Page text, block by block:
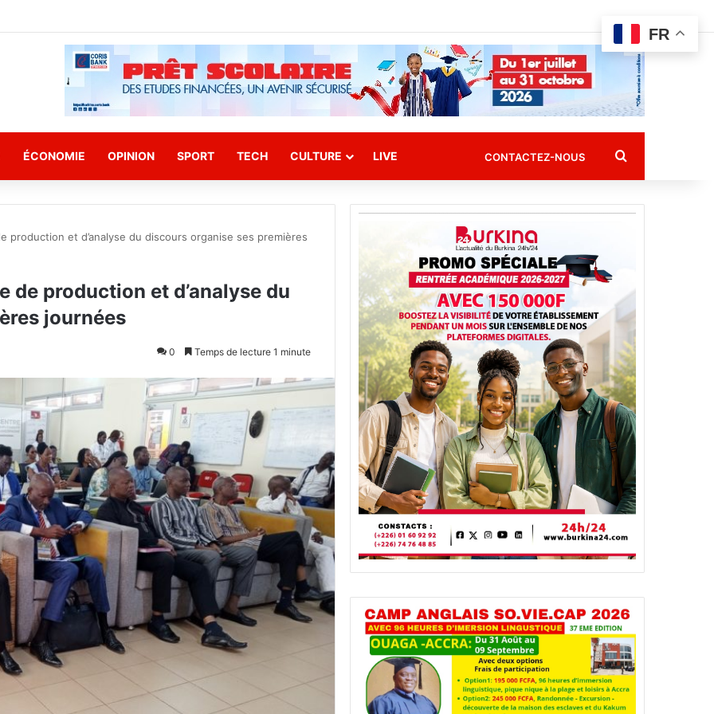
ÉCONOMIE OPINION SPORT TECH CULTURE LIVE CONTACTEZ-NOUS Rechercher
production et d’analyse du discours organise ses premières
de production et d’analyse du
journées
0 Temps de lecture 1 minute
FR